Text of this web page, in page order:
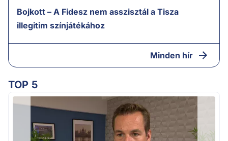
Bojkott – A Fidesz nem asszisztál a Tisza
illegitim színjátékához
Minden hír
TOP 5